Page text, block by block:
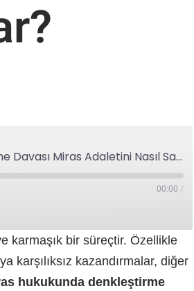
Miras Paylaşımında Kilit Kavram: Denkleştirme Davası Miras Adaletini Nasıl Sağlar?
00:00 /
karmaşık bir süreçtir. Özellikle
karşılıksız kazandırmalar, diğer
hukukunda denkleştirme